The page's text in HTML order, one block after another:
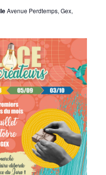
Avenue Perdtemps, Gex,